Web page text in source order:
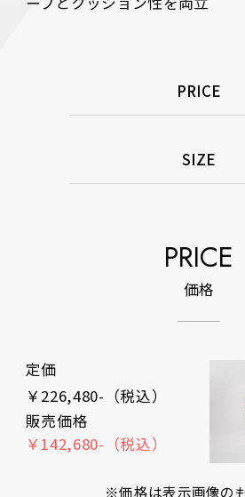
PRICE
SIZE
PRICE
価格
定価
￥226,480-（税込）
販売価格
￥142,680-（税込）
※価格は表示画像の